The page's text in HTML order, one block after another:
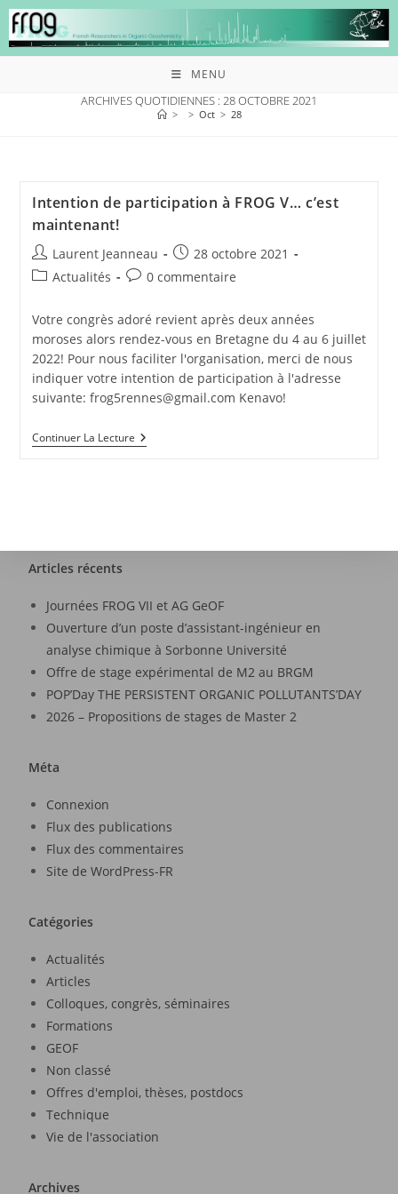
MENU
ARCHIVES QUOTIDIENNES : 28 OCTOBRE 2021
> > Oct > 28
Intention de participation à FROG V… c’est
maintenant!
Laurent Jeanneau
28 octobre 2021
Actualités
0 commentaire
Votre congrès adoré revient après deux années
moroses alors rendez-vous en Bretagne du 4 au 6 juillet
2022! Pour nous faciliter l'organisation, merci de nous
indiquer votre intention de participation à l'adresse
suivante: frog5rennes@gmail.com Kenavo!
Continuer La Lecture
Articles récents
Journées FROG VII et AG GeOF
Ouverture d’un poste d’assistant-ingénieur en
analyse chimique à Sorbonne Université
Offre de stage expérimental de M2 au BRGM
POP’Day THE PERSISTENT ORGANIC POLLUTANTS’DAY
2026 – Propositions de stages de Master 2
Méta
Connexion
Flux des publications
Flux des commentaires
Site de WordPress-FR
Catégories
Actualités
Articles
Colloques, congrès, séminaires
Formations
GEOF
Non classé
Offres d'emploi, thèses, postdocs
Technique
Vie de l'association
Archives